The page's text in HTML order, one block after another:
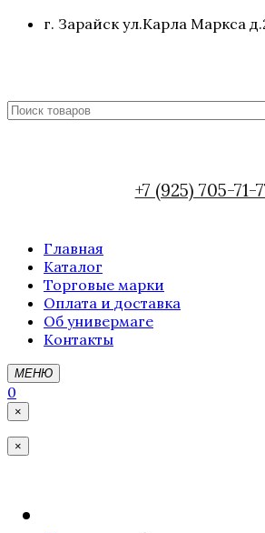
г. Зарайск ул.Карла Маркса
+7 (925) 705-71-
Главная
Каталог
Торговые марки
Оплата и доставка
Об универмаге
Контакты
МЕНЮ
0
×
×